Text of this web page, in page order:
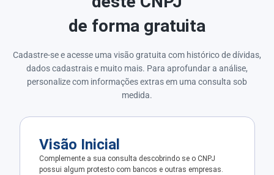
de forma gratuita
Cadastre-se e acesse uma visão gratuita com histórico de dívidas,
dados cadastrais e muito mais. Para aprofundar a análise,
personalize com informações extras em uma consulta sob
medida.
Visão Inicial
Complemente a sua consulta descobrindo se o CNPJ
possui algum protesto com bancos e outras empresas.